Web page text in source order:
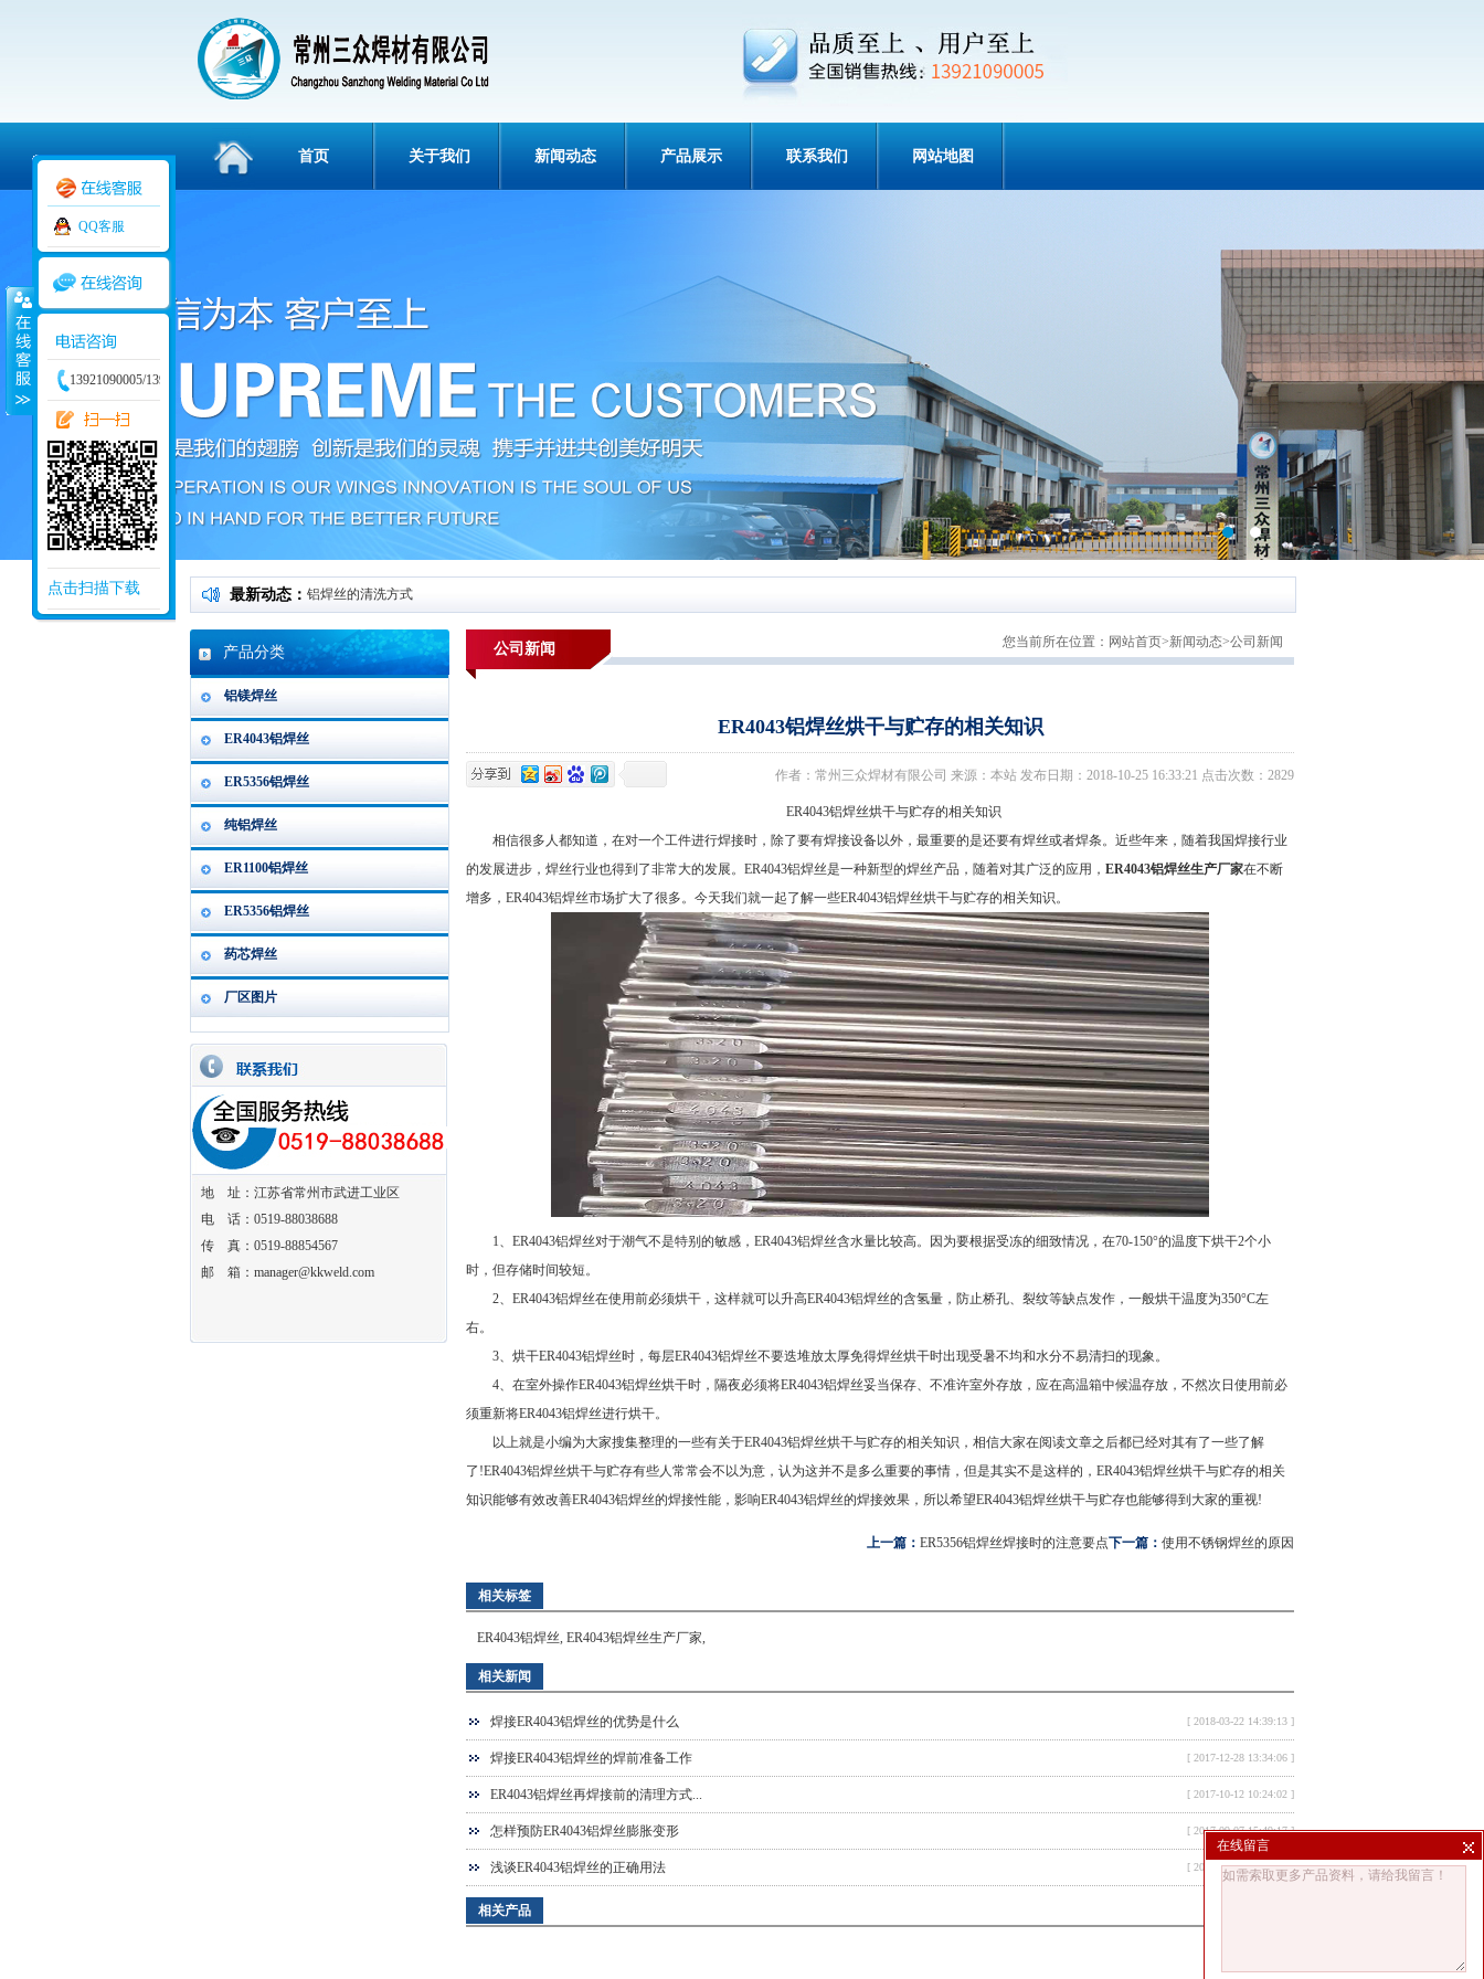
首页 关于我们 新闻动态 产品展示 联系我们 网站地图
最新动态： 铝焊丝的清洗方式
产品分类
铝镁焊丝
ER4043铝焊丝
ER5356铝焊丝
纯铝焊丝
ER1100铝焊丝
ER5356铝焊丝
药芯焊丝
厂区图片
地 址：江苏省常州市武进工业区
电 话：0519-88038688
传 真：0519-88854567
邮 箱：manager@kkweld.com
公司新闻 您当前所在位置： 网站首页>新闻动态>公司新闻
ER4043铝焊丝烘干与贮存的相关知识
作者：常州三众焊材有限公司 来源：本站 发布日期：2018-10-25 16:33:21 点击次数：2829
ER4043铝焊丝烘干与贮存的相关知识
相信很多人都知道，在对一个工件进行焊接时，除了要有焊接设备以外，最重要的是还要有焊丝或者焊条。近些年来，随着我国焊接行业
的发展进步，焊丝行业也得到了非常大的发展。ER4043铝焊丝是一种新型的焊丝产品，随着对其广泛的应用， ER4043铝焊丝生产厂家在不断
增多，ER4043铝焊丝市场扩大了很多。今天我们就一起了解一些ER4043铝焊丝烘干与贮存的相关知识。
1、ER4043铝焊丝对于潮气不是特别的敏感，ER4043铝焊丝含水量比较高。因为要根据受冻的细致情况，在70-150°的温度下烘干2个小
时，但存储时间较短。
2、ER4043铝焊丝在使用前必须烘干，这样就可以升高ER4043铝焊丝的含氢量，防止桥孔、裂纹等缺点发作，一般烘干温度为350°C左
右。
3、烘干ER4043铝焊丝时，每层ER4043铝焊丝不要迭堆放太厚免得焊丝烘干时出现受暑不均和水分不易清扫的现象。
4、在室外操作ER4043铝焊丝烘干时，隔夜必须将ER4043铝焊丝妥当保存、不准许室外存放，应在高温箱中候温存放，不然次日使用前必
须重新将ER4043铝焊丝进行烘干。
以上就是小编为大家搜集整理的一些有关于ER4043铝焊丝烘干与贮存的相关知识，相信大家在阅读文章之后都已经对其有了一些了解
了!ER4043铝焊丝烘干与贮存有些人常常会不以为意，认为这并不是多么重要的事情，但是其实不是这样的，ER4043铝焊丝烘干与贮存的相关
知识能够有效改善ER4043铝焊丝的焊接性能，影响ER4043铝焊丝的焊接效果，所以希望ER4043铝焊丝烘干与贮存也能够得到大家的重视!
上一篇： ER5356铝焊丝焊接时的注意要点下一篇： 使用不锈钢焊丝的原因
相关标签
ER4043铝焊丝, ER4043铝焊丝生产厂家,
相关新闻
焊接ER4043铝焊丝的优势是什么 [ 2018-03-22 14:39:13 ]
焊接ER4043铝焊丝的焊前准备工作 [ 2017-12-28 13:34:06 ]
ER4043铝焊丝再焊接前的清理方式... [ 2017-10-12 10:24:02 ]
怎样预防ER4043铝焊丝膨胀变形 [ 2017-09-07 15:49:17 ]
浅谈ER4043铝焊丝的正确用法 [ 2017-07-27 08:37:05 ]
相关产品
QQ客服
13921090005/13915829234
点击扫描下载
在线留言